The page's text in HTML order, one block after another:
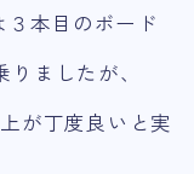
本目のボード
ましたが、
が丁度良いと実